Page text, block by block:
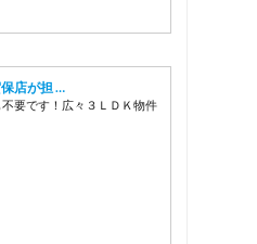
店が担 …
要です！広々３ＬＤＫ物件